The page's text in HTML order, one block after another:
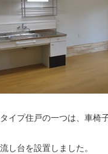
プ住戸の一つは、車椅
台を設置しました。